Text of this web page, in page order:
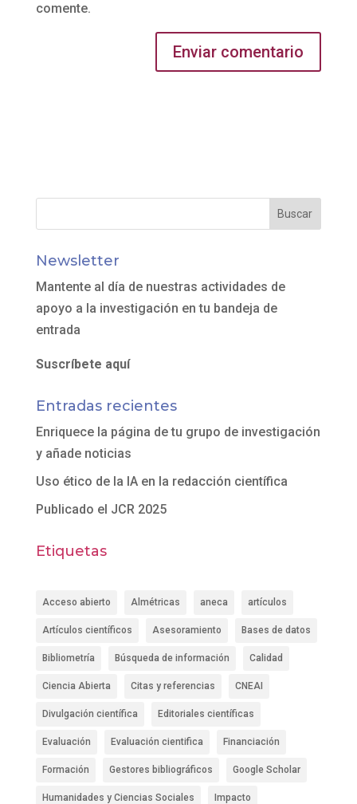
comente.
Newsletter
Mantente al día de nuestras actividades de
apoyo a la investigación en tu bandeja de
entrada
Suscríbete aquí
Entradas recientes
Enriquece la página de tu grupo de investigación
y añade noticias
Uso ético de la IA en la redacción científica
Publicado el JCR 2025
Etiquetas
Acceso abierto Almétricas aneca artículos
Artículos científicos Asesoramiento Bases de datos
Bibliometría Búsqueda de información Calidad
Ciencia Abierta Citas y referencias CNEAI
Divulgación científica Editoriales científicas
Evaluación Evaluación cientifica Financiación
Formación Gestores bibliográficos Google Scholar
Humanidades y Ciencias Sociales Impacto